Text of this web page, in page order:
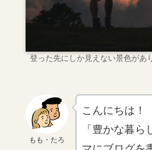
登った先にしか見えない景色があ
もも・たろ
こんにちは！
「豊かな暮